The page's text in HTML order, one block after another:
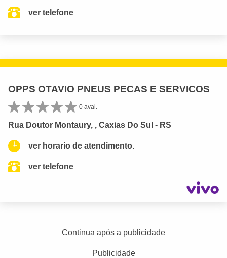
ver telefone
OPPS OTAVIO PNEUS PECAS E SERVICOS
0 aval.
Rua Doutor Montaury, , Caxias Do Sul - RS
ver horario de atendimento.
ver telefone
Continua após a publicidade
Publicidade